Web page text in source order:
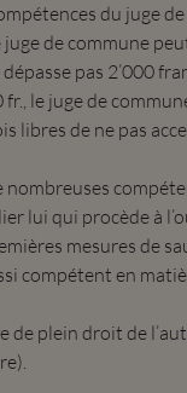
du juge
de commune
pas 2’000
fr., le juge de
libres de ne pas
nombreuses
lui qui procède à
mesures de
compétent en
de plein droit de